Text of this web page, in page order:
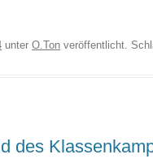
unter O.Ton veröffentlicht.
des